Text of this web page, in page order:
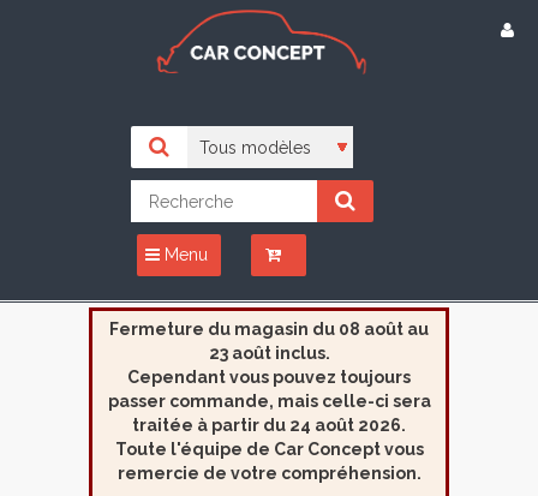
Menu
Fermeture du magasin du 08 août au
23 août inclus.
Cependant vous pouvez toujours
passer commande, mais celle-ci sera
traitée à partir du 24 août 2026.
Toute l'équipe de Car Concept vous
remercie de votre compréhension.